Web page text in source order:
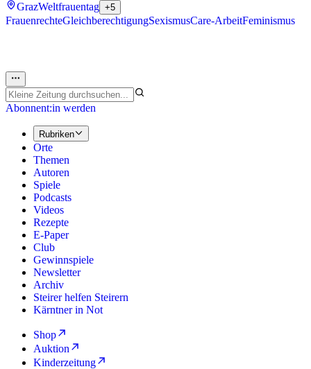
GrazWeltfrauentag +5
FrauenrechteGleichberechtigungSexismusCare-ArbeitFeminismus
Abonnent:in werden
Rubriken
Orte
Themen
Autoren
Spiele
Podcasts
Videos
Rezepte
E-Paper
Club
Gewinnspiele
Newsletter
Archiv
Steirer helfen Steirern
Kärntner in Not
Shop
Auktion
Kinderzeitung